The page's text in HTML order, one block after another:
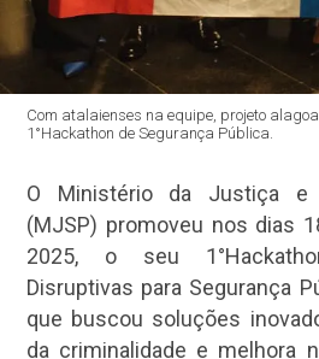
Com atalaienses na equipe, projeto
1°Hackathon de Segurança Pública.
O Ministério da Justiça e
(MJSP) promoveu nos dias
2025, o seu
Disruptivas para Segurança
que buscou soluções
da criminalidade e melhora